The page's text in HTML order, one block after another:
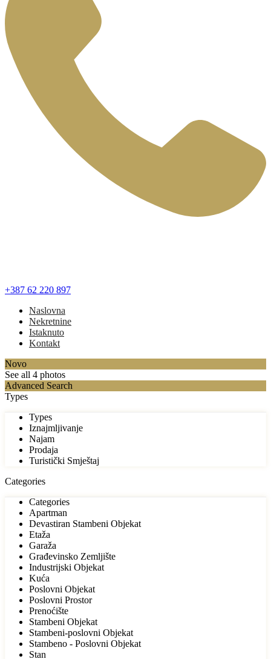
+387 62 220 897
Naslovna
Nekretnine
Istaknuto
Kontakt
Novo
See all 4 photos
Advanced Search
Types
Types
Iznajmljivanje
Najam
Prodaja
Turistički Smještaj
Categories
Categories
Apartman
Devastiran Stambeni Objekat
Etaža
Garaža
Građevinsko Zemljište
Industrijski Objekat
Kuća
Poslovni Objekat
Poslovni Prostor
Prenoćište
Stambeni Objekat
Stambeni-poslovni Objekat
Stambeno - Poslovni Objekat
Stan